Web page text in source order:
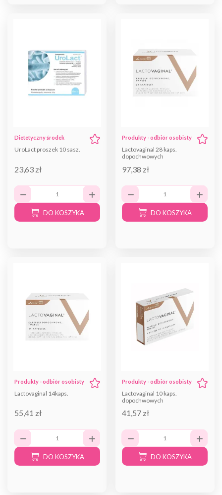
Dietetyczny środek
przeznaczenia
UroLact proszek 10 sasz.
23,63 zł
DO KOSZYKA
Produkty - odbiór osobisty
Lactovaginal 28 kaps.
dopochwowych
97,38 zł
DO KOSZYKA
Produkty - odbiór osobisty
Lactovaginal 14kaps.
55,41 zł
DO KOSZYKA
Produkty - odbiór osobisty
Lactovaginal 10 kaps.
dopochwowych
41,57 zł
DO KOSZYKA